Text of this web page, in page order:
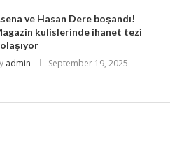
ve Hasan Dere boşandı!
kulislerinde ihanet tezi
admin September 19, 2025